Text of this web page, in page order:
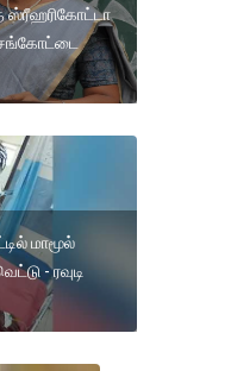
ஸ்ரீஹரிகோட்டா
மாமூல்
- ரவுடி